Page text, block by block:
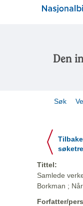
Den
Søk
Tilbake
Tittel:
Samlede
Borkman ;
Forfatter/